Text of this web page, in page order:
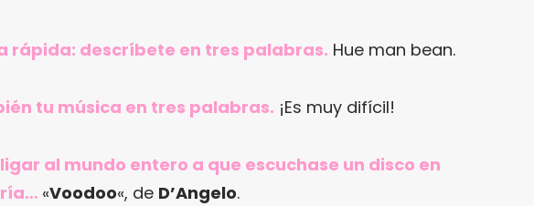
rápida: descríbete en tres palabras. Hue man bean.
tu música en tres palabras. ¡Es muy difícil!
al mundo entero a que escuchase un disco en
«Voodoo«, de D’Angelo.